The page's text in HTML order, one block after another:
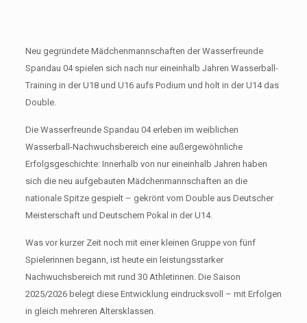
Neu gegründete Mädchenmannschaften der Wasserfreunde
Spandau 04 spielen sich nach nur eineinhalb Jahren Wasserball-
Training in der U18 und U16 aufs Podium und holt in der U14 das
Double.
Die Wasserfreunde Spandau 04 erleben im weiblichen
Wasserball-Nachwuchsbereich eine außergewöhnliche
Erfolgsgeschichte: Innerhalb von nur eineinhalb Jahren haben
sich die neu aufgebauten Mädchenmannschaften an die
nationale Spitze gespielt – gekrönt vom Double aus Deutscher
Meisterschaft und Deutschem Pokal in der U14.
Was vor kurzer Zeit noch mit einer kleinen Gruppe von fünf
Spielerinnen begann, ist heute ein leistungsstarker
Nachwuchsbereich mit rund 30 Athletinnen. Die Saison
2025/2026 belegt diese Entwicklung eindrucksvoll – mit Erfolgen
in gleich mehreren Altersklassen.